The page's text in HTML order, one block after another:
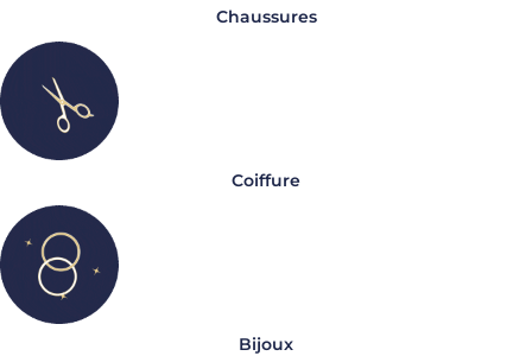
Chaussures
Coiffure
Bijoux